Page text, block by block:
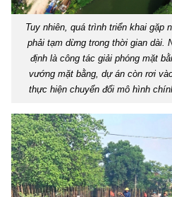
Tuy nhiên, quá trình triển khai gặp
phải tạm dừng trong thời gian dài.
định là công tác giải phóng mặt
vướng mặt bằng, dự án còn rơi
thực hiện chuyển đổi mô hình